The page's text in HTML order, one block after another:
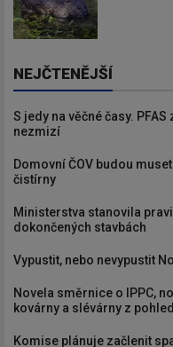
NEJČTENĚJŠÍ
S jedy na věčné časy.
nezmizí
Domovní ČOV budou
čistírny
Ministerstva stanovila
dokončených stavbách
Vypustit, nebo nevypustit
Novela směrnice o IPPC,
kovárny a slévárny z
Komise plánuje začlenit